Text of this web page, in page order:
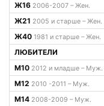
Ж16 2006-2007 – Жен.
Ж21 2005 и старше – Жен.
Ж40 1981 и старше – Жен.
ЛЮБИТЕЛИ
М10 2012 и младше – Муж.
М12 2010 -2011 – Муж.
М14 2008-2009 – Муж.